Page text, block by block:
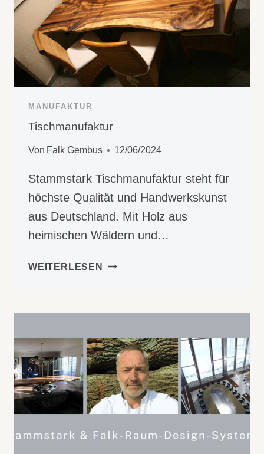
MANUFAKTUR
Tischmanufaktur
Von Falk Gembus 12/06/2024
Stammstark Tischmanufaktur steht für
höchste Qualität und Handwerkskunst
aus Deutschland. Mit Holz aus
heimischen Wäldern und…
WEITERLESEN TISCHMANUFAKTUR